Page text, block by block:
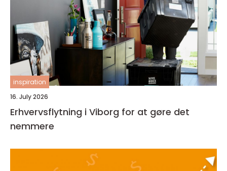
inspiration
16. July 2026
Erhvervsflytning i Viborg for at gøre det
nemmere